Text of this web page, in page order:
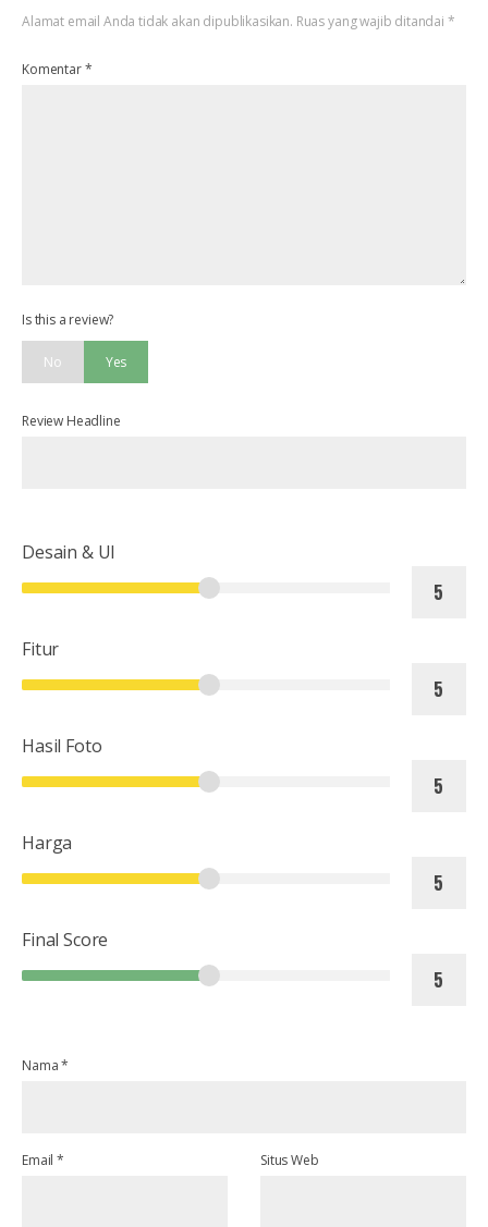
Alamat email Anda tidak akan dipublikasikan. Ruas yang wajib ditandai *
Komentar*
Is this a review?
No Yes
Review Headline
Desain & UI
Fitur
Hasil Foto
Harga
Final Score
Nama*
Email* Situs Web